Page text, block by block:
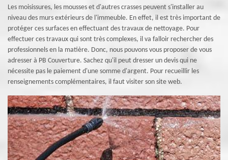
Les moisissures, les mousses et d'autres crasses peuvent s'installer au
niveau des murs extérieurs de l'immeuble. En effet, il est très important de
protéger ces surfaces en effectuant des travaux de nettoyage. Pour
effectuer ces travaux qui sont très complexes, il va falloir rechercher des
professionnels en la matière. Donc, nous pouvons vous proposer de vous
adresser à PB Couverture. Sachez qu'il peut dresser un devis qui ne
nécessite pas le paiement d'une somme d'argent. Pour recueillir les
renseignements complémentaires, il faut visiter son site web.